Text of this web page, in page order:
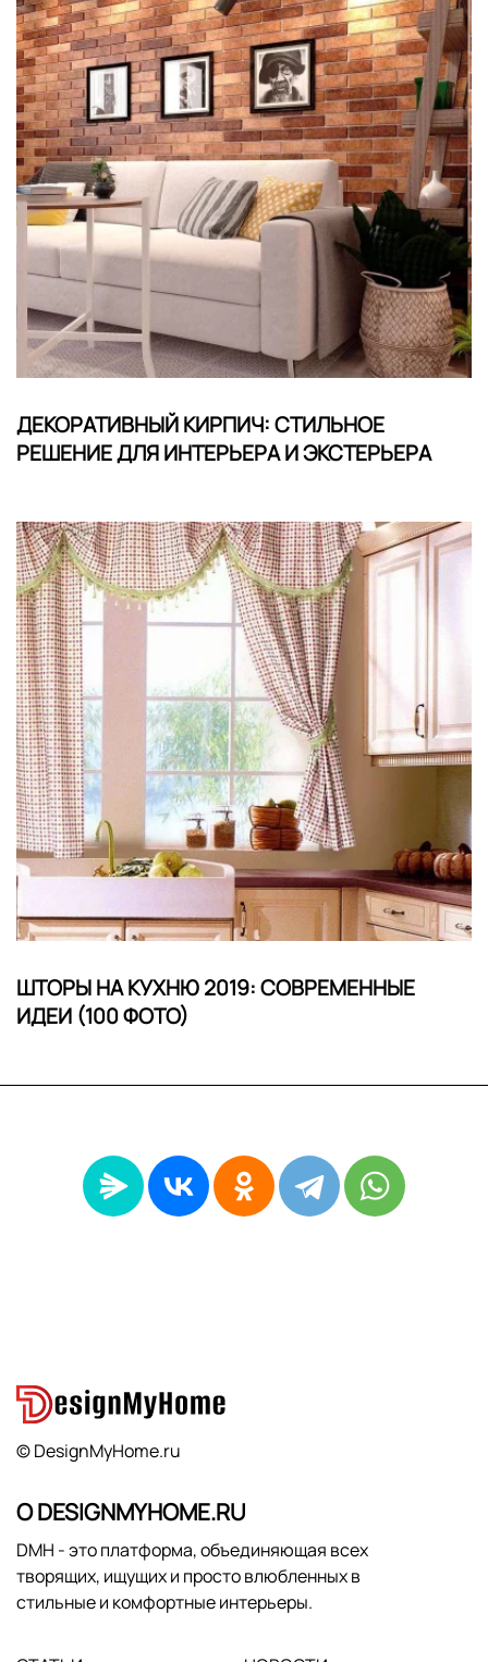
ДЕКОРАТИВНЫЙ КИРПИЧ: СТИЛЬНОЕ
РЕШЕНИЕ ДЛЯ ИНТЕРЬЕРА И ЭКСТЕРЬЕРА
ШТОРЫ НА КУХНЮ 2019: СОВРЕМЕННЫЕ
ИДЕИ (100 ФОТО)
© DesignMyHome.ru
О DESIGNMYHOME.RU
DMH - это платформа, объединяющая всех
творящих, ищущих и просто влюбленных в
стильные и комфортные интерьеры.